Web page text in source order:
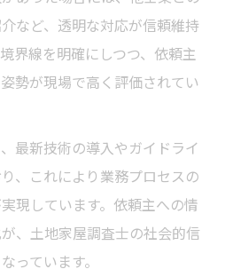
など、透明な対応が信頼維持
界線を明確にしつつ、依頼主
勢が現場で高く評価されてい
最新技術の導入やガイドライ
、これにより業務プロセスの
現しています。依頼主への情
、土地家屋調査士の社会的信
っています。